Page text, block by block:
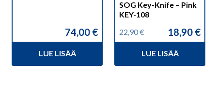
74,00 €
LUE LISÄÄ
SOG Key-Knife – Pink
KEY-108
22,90€
Alkuperäinen
22,90 €.
18,90 €
Nykyinen
18,90 €.
LUE LISÄÄ